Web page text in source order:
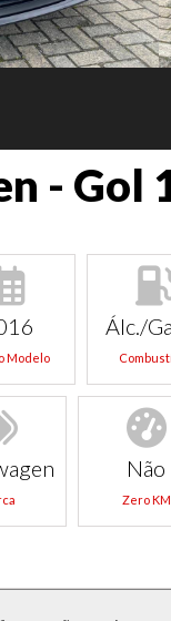
- Gol
Modelo
Álc./
Não
Zero KM